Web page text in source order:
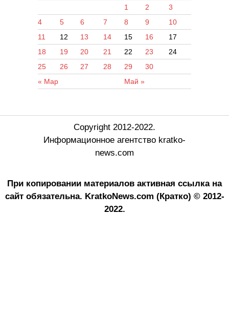
« Мар Май »
1 2
3
4
5 6 7 8 9
10
11
12 13 14 15 16
17
18
19 20 21 22 23
24
25
26 27 28 29 30
Copyright 2012-2022.
Информационное агентство kratko-
news.com
При копировании материалов активная ссылка на
сайт обязательна. KratkoNews.com (Кратко) © 2012-
2022.